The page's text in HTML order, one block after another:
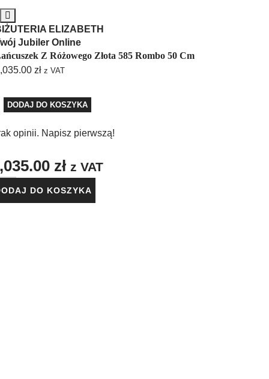
ELIZABETH
Jubiler Online
Z Różowego Złota 585 Rombo 50 Cm
zł z VAT
DODAJ DO KOSZYKA
opinii. Napisz pierwszą!
zł z VAT
DO KOSZYKA